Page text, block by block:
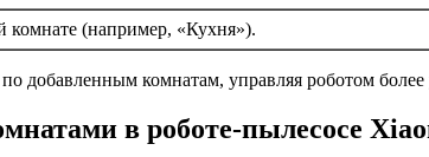
комнате (например, «Кухня»).
добавленным комнатам, управляя роботом
в роботе-пылесосе